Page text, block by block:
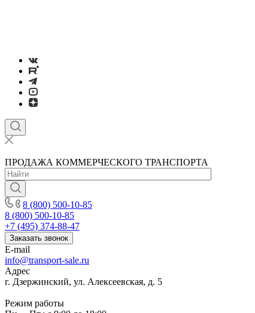
ПРОДАЖА КОММЕРЧЕСКОГО ТРАНСПОРТА
8 (800) 500-10-85
8 (800) 500-10-85
+7 (495) 374-88-47
Заказать звонок
E-mail
info@transport-sale.ru
Адрес
г. Дзержинский, ул. Алексеевская, д. 5
Режим работы